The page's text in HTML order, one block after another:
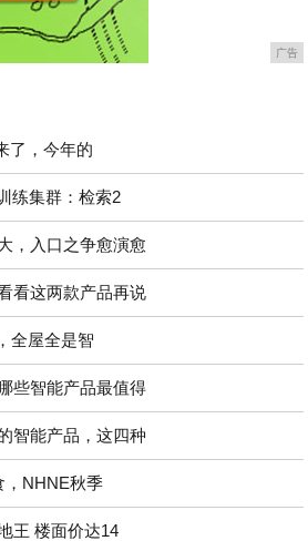
广告
了，今年的
练集群：检索2
，入口之争愈演愈
看这两款产品再说
全屋全是智
些智能产品最值得
智能产品，这四种
，NHNE秋季
王 楼面价达14